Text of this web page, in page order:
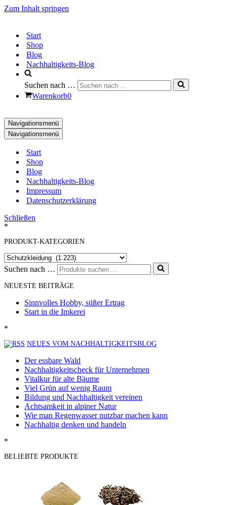
Zum Inhalt springen
Start
Shop
Blog
Nachhaltigkeits-Blog
Suchen nach …
Warenkorb0
Navigationsmenü
Navigationsmenü
Start
Shop
Blog
Nachhaltigkeits-Blog
Impressum
Datenschutzerklärung
Schließen
*
PRODUKT-KATEGORIEN
Suchen nach …
NEUESTE BEITRÄGE
Sinnvolles Hobby, süßer Ertrag
Start in die Imkerei
*
NEUES VOM NACHHALTIGKEITSBLOG
Der essbare Wald
Nachhaltigkeitscheck für Unternehmen
Vitalkur für alte Bäume
Viel Grün auf wenig Raum
Bildung und Nachhaltigkeit vereinen
Achtsamkeit in alpiner Natur
Wie man Regenwasser nutzbar machen kann
Nachhaltig denken und handeln
*
BELIEBTE PRODUKTE